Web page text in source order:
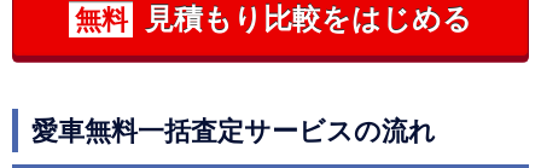
無料 見積もり比較をはじめる
愛車無料一括査定サービスの流れ